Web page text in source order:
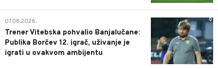
0
07.08.2026.
Trener Vitebska pohvalio Banjalučane:
Publika Borčev 12. igrač, uživanje je
igrati u ovakvom ambijentu